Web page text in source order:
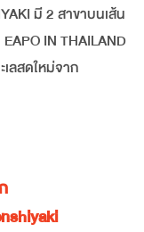
มี 2 สาขาบนเส้น
IN THAILAND
ลสดใหม่จาก